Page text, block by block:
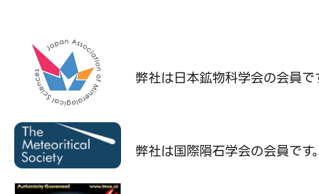
弊社は日本鉱物科学会の会員で
弊社は国際隕石学会の会員です